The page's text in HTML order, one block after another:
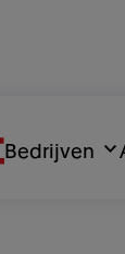
Bedrijven